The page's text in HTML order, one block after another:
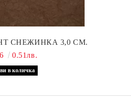
СНЕЖИНКА 3,0 СМ.
0.51лв.